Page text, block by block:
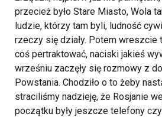
przecież było Stare Miasto, Wola
ludzie, którzy tam byli, ludność
rzeczy się działy. Potem wreszcie
coś pertraktować, naciski jakieś
wrześniu zaczęły się rozmowy z
Powstania. Chodziło o to żeby
straciliśmy nadzieję, że Rosjanie
początku były jeszcze telefony